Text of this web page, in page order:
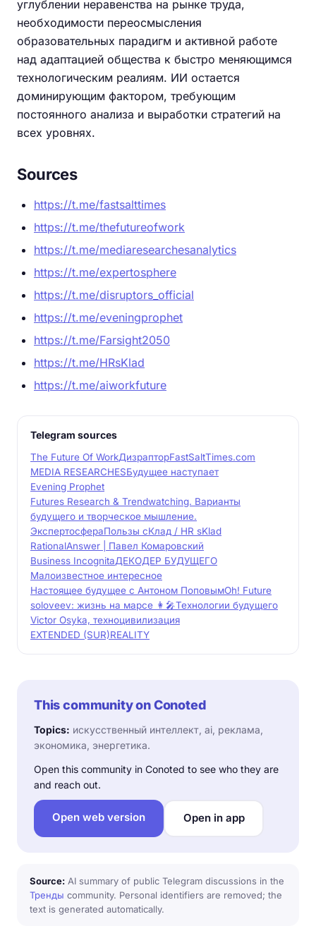
углублении неравенства на рынке труда,
необходимости переосмысления
образовательных парадигм и активной работе
над адаптацией общества к быстро меняющимся
технологическим реалиям. ИИ остается
доминирующим фактором, требующим
постоянного анализа и выработки стратегий на
всех уровнях.
Sources
https://t.me/fastsalttimes
https://t.me/thefutureofwork
https://t.me/mediaresearchesanalytics
https://t.me/expertosphere
https://t.me/disruptors_official
https://t.me/eveningprophet
https://t.me/Farsight2050
https://t.me/HRsKlad
https://t.me/aiworkfuture
Telegram sources
The Future Of WorkДизрапторFastSaltTimes.com
MEDIA RESEARCHESБудущее наступает
Evening Prophet
Futures Research & Trendwatching. Варианты
будущего и творческое мышление.
ЭкспертосфераПользы сКлад / HR sKlad
RationalAnswer | Павел Комаровский
Business IncognitaДЕКОДЕР БУДУЩЕГО
Малоизвестное интересное
Настоящее будущее с Антоном ПоповымOh! Future
soloveev: жизнь на марсе 👩‍🎤Технологии будущего
Victor Osyka, техноцивилизация
EXTENDED (SUR)REALITY
This community on Conoted
Topics: искусственный интеллект, ai, реклама,
экономика, энергетика.
Open this community in Conoted to see who they are
and reach out.
Open web version Open in app
Source: AI summary of public Telegram discussions in the
Тренды community. Personal identifiers are removed; the
text is generated automatically.